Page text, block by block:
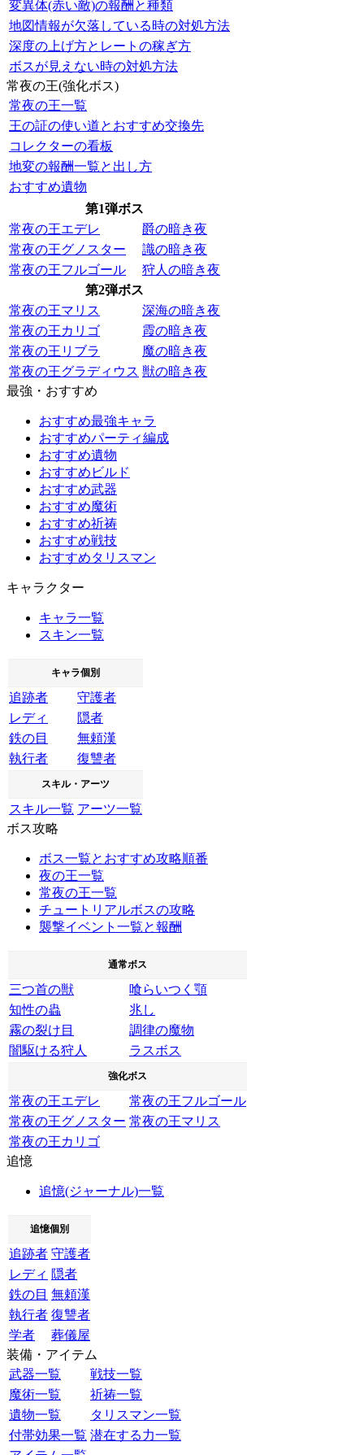
変異体(赤い敵)の報酬と種類
地図情報が欠落している時の対処方法
深度の上げ方とレートの稼ぎ方
ボスが見えない時の対処方法
常夜の王(強化ボス)
常夜の王一覧
王の証の使い道とおすすめ交換先
コレクターの看板
地変の報酬一覧と出し方
おすすめ遺物
第1弾ボス
常夜の王エデレ
爵の暗き夜
常夜の王グノスター
識の暗き夜
常夜の王フルゴール
狩人の暗き夜
第2弾ボス
常夜の王マリス
深海の暗き夜
常夜の王カリゴ
霞の暗き夜
常夜の王リブラ
魔の暗き夜
常夜の王グラディウス 獣の暗き夜
最強・おすすめ
おすすめ最強キャラ
おすすめパーティ編成
おすすめ遺物
おすすめビルド
おすすめ武器
おすすめ魔術
おすすめ祈祷
おすすめ戦技
おすすめタリスマン
キャラクター
キャラ一覧
スキン一覧
キャラ個別
追跡者
守護者
レディ
隠者
鉄の目
無頼漢
執行者
復讐者
スキル・アーツ
スキル一覧 アーツ一覧
ボス攻略
ボス一覧とおすすめ攻略順番
夜の王一覧
常夜の王一覧
チュートリアルボスの攻略
襲撃イベント一覧と報酬
通常ボス
三つ首の獣
喰らいつく顎
知性の蟲
兆し
霧の裂け目
調律の魔物
闇駆ける狩人
ラスボス
強化ボス
常夜の王エデレ
常夜の王フルゴール
常夜の王グノスター 常夜の王マリス
常夜の王カリゴ
追憶
追憶(ジャーナル)一覧
追憶個別
追跡者 守護者
レディ 隠者
鉄の目 無頼漢
執行者 復讐者
学者
葬儀屋
装備・アイテム
武器一覧
戦技一覧
魔術一覧
祈祷一覧
遺物一覧
タリスマン一覧
付帯効果一覧 潜在する力一覧